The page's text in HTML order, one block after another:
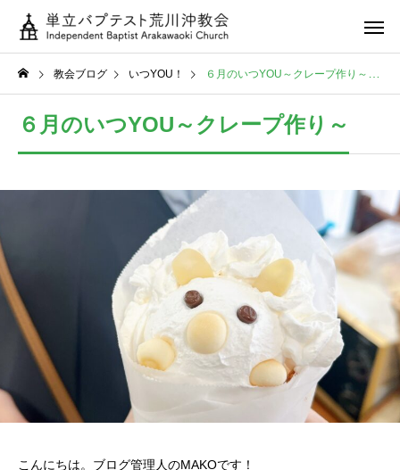
教会ブログ いつYOU！ ６月のいつYOU～クレープ作り～
６月のいつYOU～クレープ作り～
こんにちは。ブログ管理人のMAKOです！